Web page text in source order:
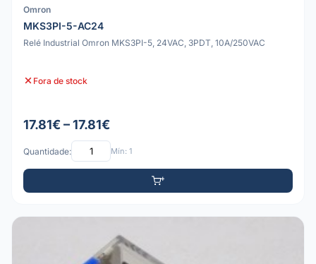
Omron
MKS3PI-5-AC24
Relé Industrial Omron MKS3PI-5, 24VAC, 3PDT, 10A/250VAC
Fora de stock
17.81€ – 17.81€
Quantidade: Mín: 1